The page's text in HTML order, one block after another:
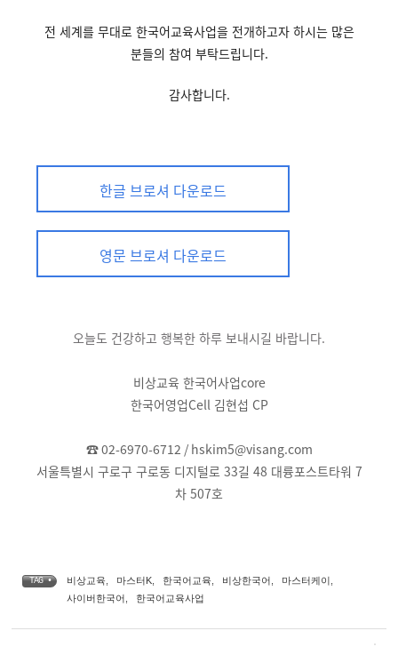
전 세계를 무대로 한국어교육사업을 전개하고자 하시는 많은
분들의 참여 부탁드립니다.
감사합니다.
한글 브로셔 다운로드
영문 브로셔 다운로드
오늘도 건강하고 행복한 하루 보내시길 바랍니다.
비상교육 한국어사업core
한국어영업Cell 김현섭 CP
☎ 02-6970-6712 / hskim5@visang.com
서울특별시 구로구 구로동 디지털로 33길 48 대륭포스트타워 7
차 507호
TAG • 비상교육 마스터K 한국어교육 비상한국어 마스터케이
사이버한국어
한국어교육사업